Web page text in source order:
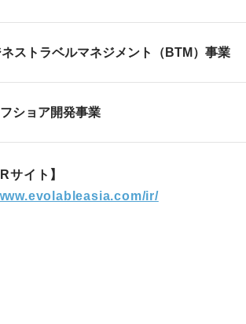
ネストラベルマネジメント（BTM）事業
フショア開発事業
サイト】
ir/